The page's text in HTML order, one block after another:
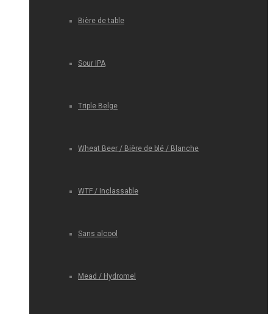
Bière de table
Sour IPA
Triple Belge
Wheat Beer / Bière de blé / Blanche
WTF / Inclassable
Sans alcool
Mead / Hydromel